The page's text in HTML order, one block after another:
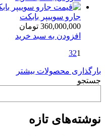
جارو سوییپر بابکت
360,000,000 تومان
افزودن به سبد خرید
1
2
3
بارگذاری محصولات بیشتر
جستجو
نوشته‌های تازه